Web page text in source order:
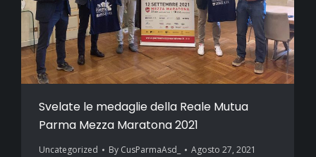
Svelate le medaglie della Reale Mutua
Parma Mezza Maratona 2021
Uncategorized By CusParmaAsd_ Agosto 27, 2021